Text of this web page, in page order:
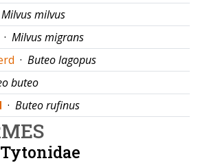
Milvus milvus
· Milvus migrans
· Buteo lagopus
buteo
· Buteo rufinus
Tytonidae